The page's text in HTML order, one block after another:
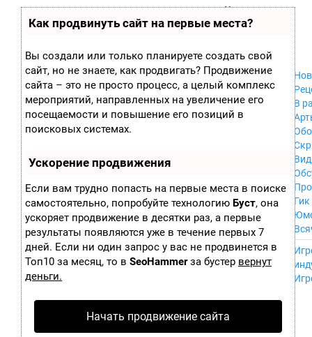
Как продвинуть сайт на первые места?
Вы создали или только планируете создать свой
сайт, но не знаете, как продвигать? Продвижение
сайта – это не просто процесс, а целый комплекс
мероприятий, направленных на увеличение его
посещаемости и повышение его позиций в
поисковых системах.
Ускорение продвижения
Если вам трудно попасть на первые места в поиске
самостоятельно, попробуйте технологию Буст, она
ускоряет продвижение в десятки раз, а первые
результаты появляются уже в течение первых 7
дней. Если ни один запрос у вас не продвинется в
Топ10 за месяц, то в SeoHammerза бустер вернут
деньги.
Начать продвижение сайта
играх
П
ла
ф
ор
м
ы
Xbox 360
Xbox
GameCube
PS2
PS3
Android
iPhone, iPod,
iPad
MacOS
Sega Mega Drive
NES
Wii U
PS4
Xbox One
В
Гик